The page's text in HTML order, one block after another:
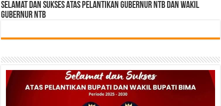
Selamat dan sukses Atas pelantikan Gubernur NTB Dan Wakil
gubernur NTB